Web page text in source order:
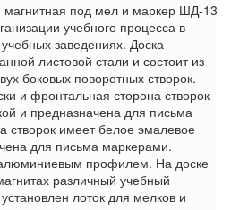
магнитная под мел и маркер ШД-13
учебного процесса в
заведениях. Доска
листовой стали и состоит из
боковых поворотных створок.
и фронтальная сторона створок
и предназначена для письма
створок имеет белое эмалевое
для письма маркерами.
профилем. На доске
различный учебный
лоток для мелков и